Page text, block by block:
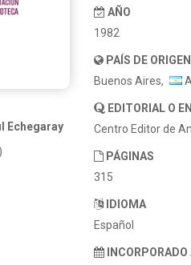
Echegaray
AÑO
1982
PAÍS DE ORIGEN
Buenos Aires,
EDITORIAL O
Centro Editor de
PÁGINAS
315
IDIOMA
Español